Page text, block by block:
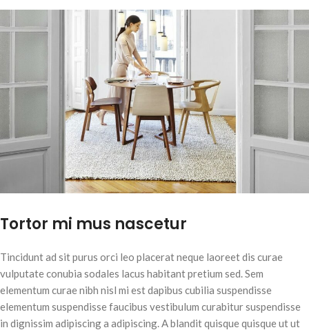
Tortor mi mus nascetur
Tincidunt ad sit purus orci leo placerat neque laoreet dis curae
vulputate conubia sodales lacus habitant pretium sed. Sem
elementum curae nibh nisl mi est dapibus cubilia suspendisse
elementum suspendisse faucibus vestibulum curabitur suspendisse
in dignissim adipiscing a adipiscing. A blandit quisque quisque ut ut